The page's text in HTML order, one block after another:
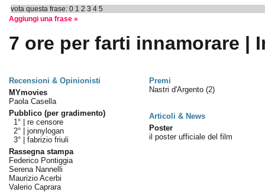
vota questa frase: 0 1 2 3 4 5
Aggiungi una frase »
7 ore per farti innamorare |
Recensioni & Opinionisti
Premi
MYmovies
Paola Casella
Pubblico (per gradimento)
1° | re censore
2° | jonnylogan
3° | fabrizio friuli
Rassegna stampa
Federico Pontiggia
Serena Nannelli
Maurizio Acerbi
Valerio Caprara
Nastri d'Argento (2)
Articoli & News
Poster
il poster ufficiale del film